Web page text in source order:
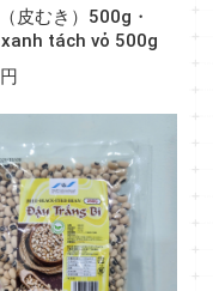
皮むき）500g・
tách vỏ 500g